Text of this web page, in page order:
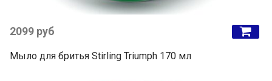
2099 руб
Мыло для бритья Stirling Triumph 170 мл